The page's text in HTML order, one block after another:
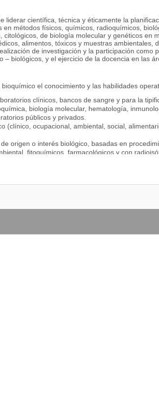
liderar científica, técnica y éticamente la
métodos físicos, químicos, radioquímicos,
de biología molecular y genéticos en
alimentos, tóxicos y muestras ambientales,
de investigación y la participación como
biológicos, y el ejercicio de la docencia en las
el conocimiento y las habilidades
clínicos, bancos de sangre y para la
biología molecular, hematología,
públicos y privados.
(clínico, ocupacional, ambiental, social,
origen o interés biológico, basadas en
fitoquímicos, farmacológicos y con
el área de la analítica químico – biológica de
y control de reactivos de diagnóstico,
científica y tecnológica en áreas de su